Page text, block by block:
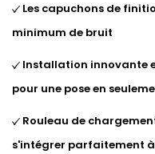
Les capuchons de
minimum de bruit
Installation innovante
pour une pose en
Rouleau de
s'intégrer parfaitement